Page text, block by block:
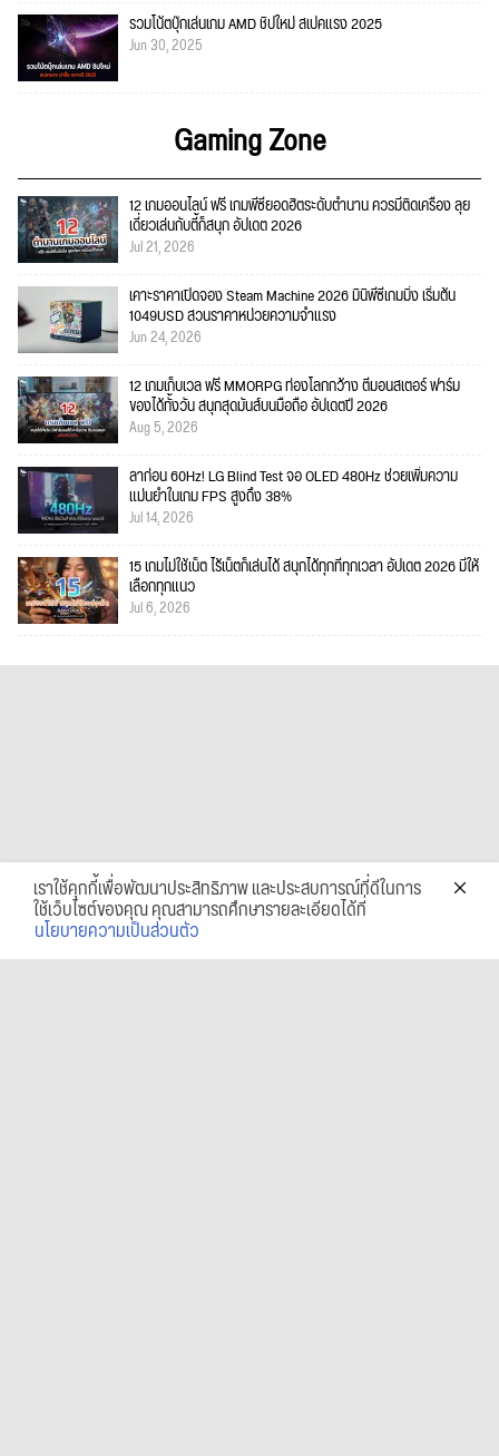
รวมโน้ตบุ๊กเล่นเกม AMD ชิปใหม่ สเปคแรง 2025
Jun 30, 2025
Gaming Zone
12 เกมออนไลน์ ฟรี เกมพีซียอดฮิตระดับตำนาน ควรมีติดเครื่อง ลุย
เดี่ยวเล่นกับตี้ก็สนุก อัปเดต 2026
Jul 21, 2026
เคาะราคาเปิดจอง Steam Machine 2026 มินิพีซีเกมมิ่ง เริ่มต้น
1049USD สวนราคาหน่วยความจำแรง
Jun 24, 2026
12 เกมเก็บเวล ฟรี MMORPG ท่องโลกกว้าง ตีมอนสเตอร์ ฟาร์ม
ของได้ทั้งวัน สนุกสุดมันส์บนมือถือ อัปเดตปี 2026
Aug 5, 2026
ลาก่อน 60Hz! LG Blind Test จอ OLED 480Hz ช่วยเพิ่มความ
แม่นยำในเกม FPS สูงถึง 38%
Jul 14, 2026
15 เกมไม่ใช้เน็ต ไร้เน็ตก็เล่นได้ สนุกได้ทุกที่ทุกเวลา อัปเดต 2026 มีให้
เลือกทุกแนว
Jul 6, 2026
เราใช้คุกกี้เพื่อพัฒนาประสิทธิภาพ และประสบการณ์ที่ดีในการ
ใช้เว็บไซต์ของคุณ คุณสามารถศึกษารายละเอียดได้ที่
นโยบายความเป็นส่วนตัว